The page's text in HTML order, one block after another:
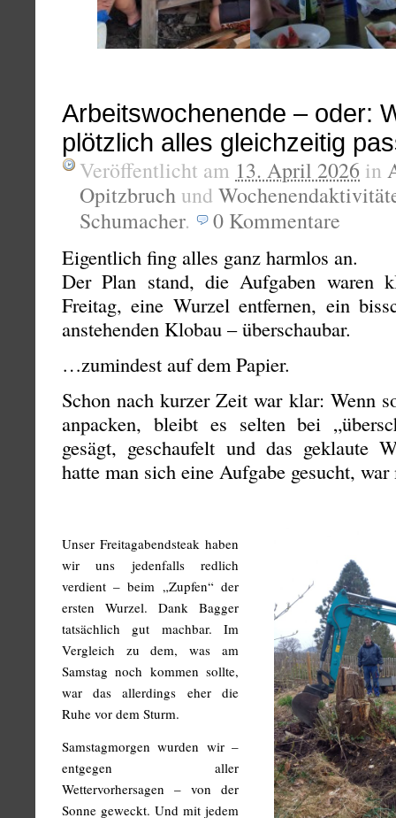
Arbeitswochenende – oder:
plötzlich alles gleichzeitig
Veröffentlicht am 13. April 2026 in
Opitzbruch und
Schumacher. 0 Kommentare
Eigentlich fing alles ganz harmlos an.
Der Plan stand, die Aufgaben waren
Freitag, eine Wurzel entfernen, ein
anstehenden Klobau – überschaubar.
…zumindest auf dem Papier.
Schon nach kurzer Zeit war klar: Wenn
anpacken, bleibt es selten bei
gesägt, geschaufelt und das geklaute
hatte man sich eine Aufgabe gesucht,
Unser Freitagabendsteak haben
wir uns jedenfalls redlich
verdient – beim „Zupfen“ der
ersten Wurzel. Dank Bagger
tatsächlich gut machbar. Im
Vergleich zu dem, was am
Samstag noch kommen sollte,
war das allerdings eher die
Ruhe vor dem Sturm.
Samstagmorgen wurden wir –
entgegen aller
Wettervorhersagen – von der
Sonne geweckt. Und mit jedem